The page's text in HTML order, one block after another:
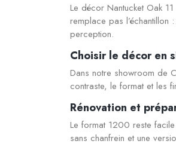
Le décor Nantucket Oak
remplace pas
perception.
Choisir le décor en
Dans notre showroom de
contraste, le format et les
Rénovation et
Le format 1200 reste
sans chanfrein et une